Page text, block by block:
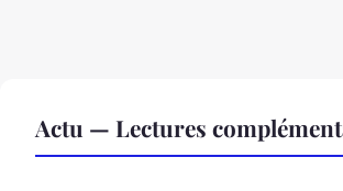
Actu — Lectures